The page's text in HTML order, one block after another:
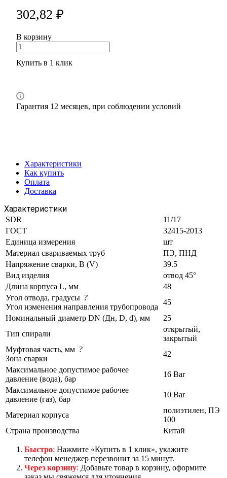
302,82 ₽
В корзину
Купить в 1 клик
Гарантия 12 месяцев, при соблюдении условий
Характеристики
Как купить
Оплата
Доставка
Характеристики
SDR
11/17
ГОСТ
32415-2013
Единица измерения
шт
Материал свариваемых труб
ПЭ, ПНД
Напряжение сварки, В (V)
39.5
Вид изделия
отвод 45°
Длина корпуса L, мм
48
Угол отвода, градусы ?
Угол изменения направления трубопровода
45
Номинальный диаметр DN (Дн, D, d), мм
25
Тип спирали
открытый,
закрытый
Муфтовая часть, мм ?
Зона сварки
42
Максимальное допустимое рабочее
давление (вода), бар
16 Bar
Максимальное допустимое рабочее
давление (газ), бар
10 Bar
Материал корпуса
полиэтилен, ПЭ
100
Страна производства
Китай
Быстро: Нажмите «Купить в 1 клик», укажите
телефон менеджер перезвонит за 15 минут.
Через корзину: Добавьте товар в корзину, оформите